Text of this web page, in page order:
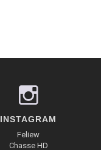
INSTAGRAM
Feliew
Chasse HD